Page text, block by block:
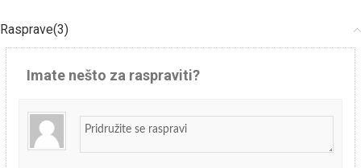
Rasprave(3)
Imate nešto za raspraviti?